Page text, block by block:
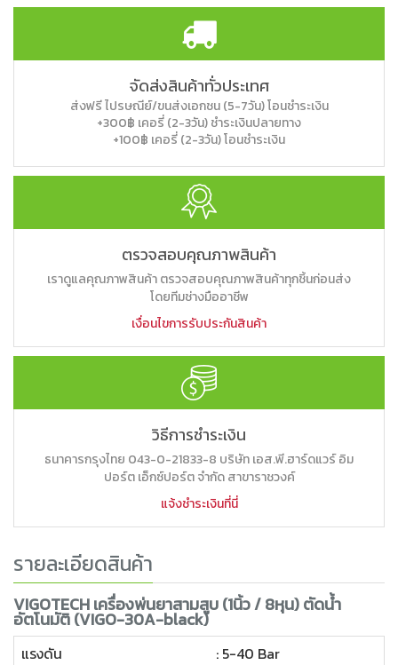
จัดส่งสินค้าทั่วประเทศ
ส่งฟรี ไปรษณีย์/ขนส่งเอกชน (5-7วัน) โอนชำระเงิน
+300฿ เคอรี่ (2-3วัน) ชำระเงินปลายทาง
+100฿ เคอรี่ (2-3วัน) โอนชำระเงิน
ตรวจสอบคุณภาพสินค้า
เราดูแลคุณภาพสินค้า ตรวจสอบคุณภาพสินค้าทุกชิ้นก่อนส่ง
โดยทีมช่างมืออาชีพ
เงื่อนไขการรับประกันสินค้า
วิธีการชำระเงิน
ธนาคารกรุงไทย 043-0-21833-8 บริษัท เอส.พี.ฮาร์ดแวร์ อิม
ปอร์ต เอ็กซ์ปอร์ต จำกัด สาขาราชวงค์
แจ้งชำระเงินที่นี่
รายละเอียดสินค้า
VIGOTECH เครื่องพ่นยาสามสูบ (1นิ้ว / 8หุน) ตัดน้ำ
อัตโนมัติ (VIGO-30A-black)
แรงดัน
: 5-40 Bar